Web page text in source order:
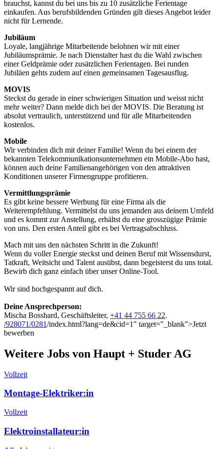
brauchst, kannst du bei uns bis zu 10 zusätzliche Ferientage
einkaufen. Aus berufsbildenden Gründen gilt dieses Angebot leider
nicht für Lernende.
Jubiläum
Loyale, langjährige Mitarbeitende belohnen wir mit einer
Jubiläumsprämie. Je nach Dienstalter hast du die Wahl zwischen
einer Geldprämie oder zusätzlichen Ferientagen. Bei runden
Jubiläen gehts zudem auf einen gemeinsamen Tagesausflug.
MOVIS
Steckst du gerade in einer schwierigen Situation und weisst nicht
mehr weiter? Dann melde dich bei der MOVIS. Die Beratung ist
absolut vertraulich, unterstützend und für alle Mitarbeitenden
kostenlos.
Mobile
Wir verbinden dich mit deiner Familie! Wenn du bei einem der
bekannten Telekommunikationsunternehmen ein Mobile-Abo hast,
können auch deine Familienangehörigen von den attraktiven
Konditionen unserer Firmengruppe profitieren.
Vermittlungsprämie
Es gibt keine bessere Werbung für eine Firma als die
Weiterempfehlung. Vermittelst du uns jemanden aus deinem Umfeld
und es kommt zur Anstellung, erhältst du eine grosszügige Prämie
von uns. Den ersten Anteil gibt es bei Vertragsabschluss.
Mach mit uns den nächsten Schritt in die Zukunft!
Wenn du voller Energie steckst und deinen Beruf mit Wissensdurst,
Tatkraft, Weitsicht und Talent ausübst, dann begeisterst du uns total.
Bewirb dich ganz einfach über unser Online-Tool.
Wir sind hochgespannt auf dich.
Deine Ansprechperson:
Mischa Bosshard, Geschäftsleiter, +41 44 755 66 22.
/928071/0281/index.html?lang=de&cid=1" target="_blank">Jetzt
bewerben
Weitere Jobs von Haupt + Studer AG
Vollzeit
Montage-Elektriker:in
Vollzeit
Elektroinstallateur:in